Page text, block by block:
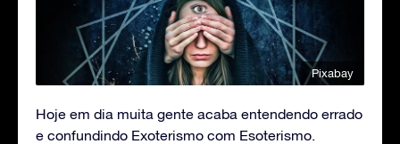
Pixabay
Hoje em dia muita gente acaba entendendo errado
e confundindo Exoterismo com Esoterismo.